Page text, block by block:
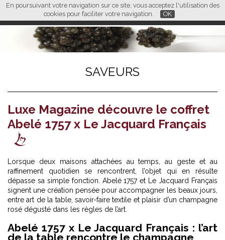
En poursuivant votre navigation sur ce site, vous acceptez l'utilisation des
cookies pour faciliter votre navigation.
OK
FR EN CN
L M
SAVEURS
Luxe Magazine découvre le coffret
Abelé 1757 x Le Jacquard Français
Lorsque deux maisons attachées au temps, au geste et au
raffinement quotidien se rencontrent, l’objet qui en résulte
dépasse sa simple fonction. Abelé 1757 et Le Jacquard Français
signent une création pensée pour accompagner les beaux jours,
entre art de la table, savoir-faire textile et plaisir d’un champagne
rosé dégusté dans les règles de l’art.
Abelé 1757 x Le Jacquard Français : l’art
de la table rencontre le champagne